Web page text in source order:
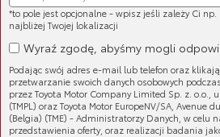
Układ zapłonowy (29)
Układ wydechowy (43)
Nadwozie (37)
Inne (67)
*to pole jest opcjonalne - wpisz jeśli zależy Ci
najbliżej Twojej lokalizacji
Wyraź zgodę, abyśmy mogli
Podając swój adres e-mail lub telefon oraz
przetwarzanie swoich danych osobowych
przez Toyota Motor Company Limited Sp. z. o.o.,
(TMPL) oraz Toyota Motor EuropeNV/SA, Avenue
(Belgia) (TME) - Administratorzy Danych, w celu
przedstawienia oferty, oraz realizacji badania